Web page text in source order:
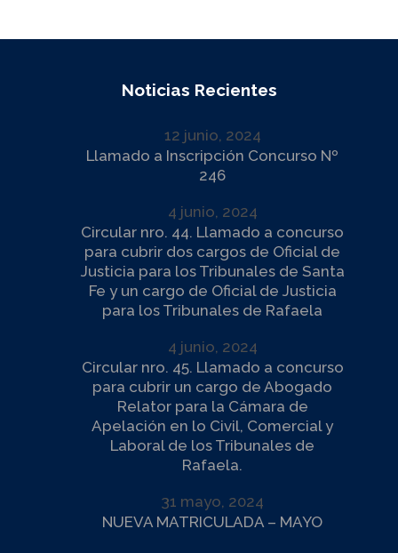
Noticias Recientes
12 junio, 2024
Llamado a Inscripción Concurso Nº
246
4 junio, 2024
Circular nro. 44. Llamado a concurso
para cubrir dos cargos de Oficial de
Justicia para los Tribunales de Santa
Fe y un cargo de Oficial de Justicia
para los Tribunales de Rafaela
4 junio, 2024
Circular nro. 45. Llamado a concurso
para cubrir un cargo de Abogado
Relator para la Cámara de
Apelación en lo Civil, Comercial y
Laboral de los Tribunales de
Rafaela.
31 mayo, 2024
NUEVA MATRICULADA – MAYO